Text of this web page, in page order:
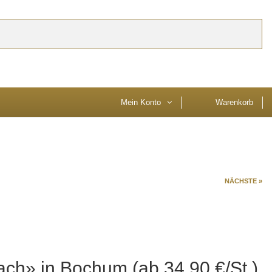
Mein Konto Warenkorb
NÄCHSTE »